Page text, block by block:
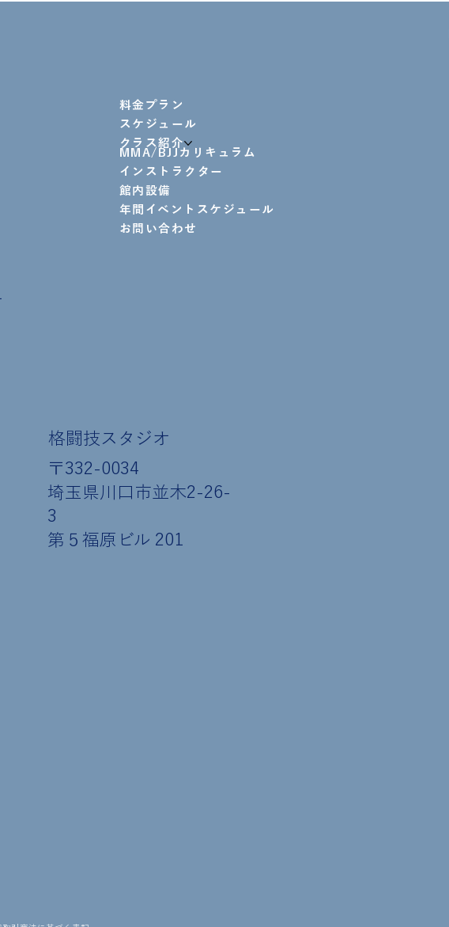
料金プラン
スケジュール
クラス紹介
MMA/BJJカリキュラム
インストラクター
館内設備
年間イベントスケジュール
お問い合わせ
格闘技スタジオ
〒332-0034
埼玉県川口市並木2-26-
3
​第５福原ビル 201